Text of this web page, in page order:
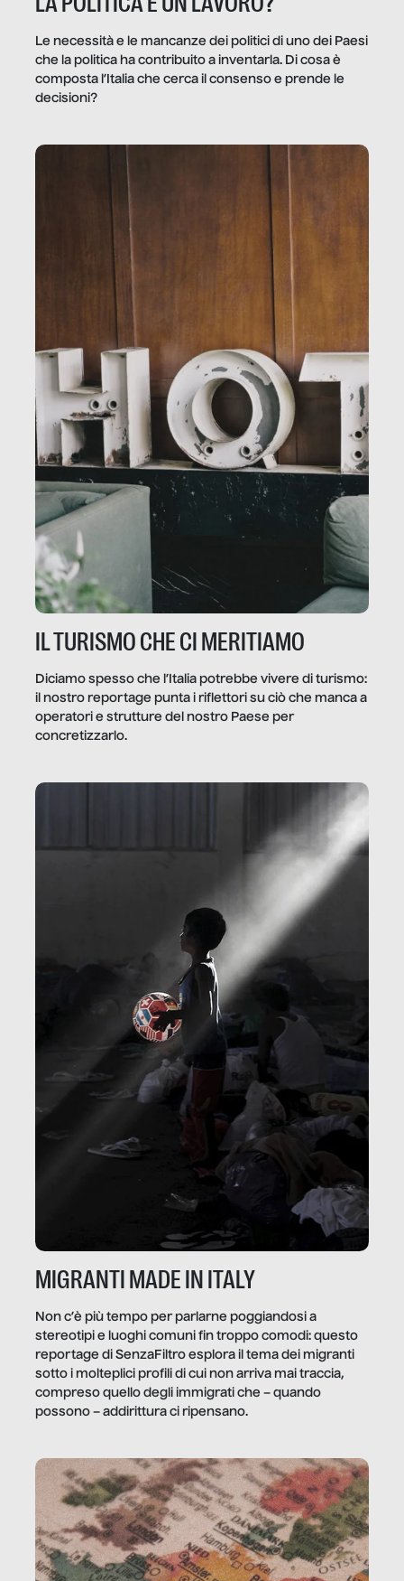
Le necessità e le mancanze dei politici di uno dei Paesi
che la politica ha contribuito a inventarla. Di cosa è
composta l’Italia che cerca il consenso e prende le
decisioni?
IL TURISMO CHE CI MERITIAMO
Diciamo spesso che l’Italia potrebbe vivere di turismo:
il nostro reportage punta i riflettori su ciò che manca a
operatori e strutture del nostro Paese per
concretizzarlo.
MIGRANTI MADE IN ITALY
Non c’è più tempo per parlarne poggiandosi a
stereotipi e luoghi comuni fin troppo comodi: questo
reportage di SenzaFiltro esplora il tema dei migranti
sotto i molteplici profili di cui non arriva mai traccia,
compreso quello degli immigrati che – quando
possono – addirittura ci ripensano.